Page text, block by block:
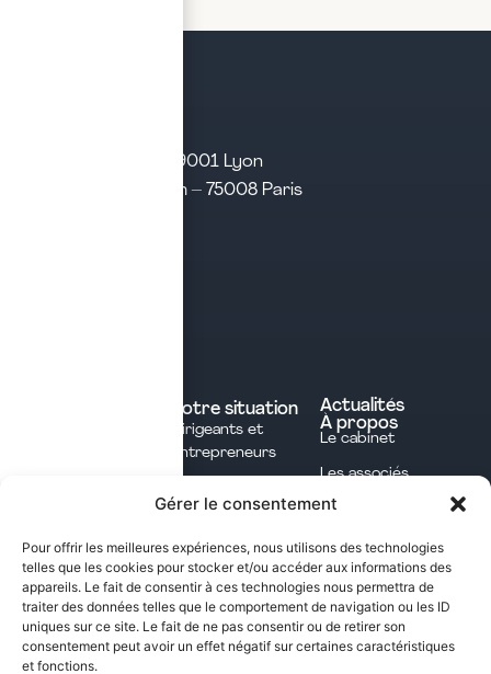
Gérer le consentement
Pour offrir les meilleures expériences, nous utilisons des technologies
telles que les cookies pour stocker et/ou accéder aux informations des
appareils. Le fait de consentir à ces technologies nous permettra de
traiter des données telles que le comportement de navigation ou les ID
uniques sur ce site. Le fait de ne pas consentir ou de retirer son
consentement peut avoir un effet négatif sur certaines caractéristiques
et fonctions.
21 rue d’Algérie – 69001 Lyon
31 rue d’Amsterdam – 75008 Paris
Courtage en
assurances
Votre situation
Dirigeants et
Entrepreneurs
Libérales
International
Actualités
À propos
Le cabinet
Les associés
L'équipe
Notre méthode
Les opportunités fiscales à saisir dans notre
newsletter mensuelle